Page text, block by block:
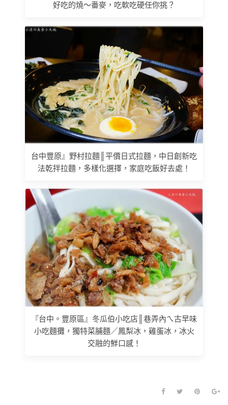
好吃的燒～番麥，吃軟吃硬任你挑？
台中豐原』野村拉麵║平價日式拉麵，中日創新吃
法乾拌拉麵，多樣化選擇，家庭吃飯好去處！
『台中。豐原區』冬瓜伯小吃店║巷弄內ㄟ古早味
小吃麵攤，獨特菜脯麵／鳳梨冰，雞蛋冰，冰火
交融的鮮口感！